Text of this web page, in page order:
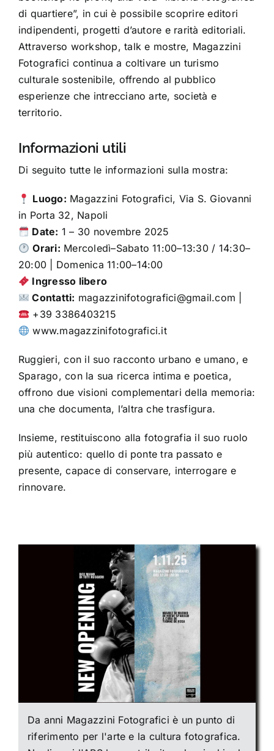
di quartiere”, in cui è possibile scoprire editori
indipendenti, progetti d’autore e rarità editoriali.
Attraverso workshop, talk e mostre, Magazzini
Fotografici continua a coltivare un turismo
culturale sostenibile, offrendo al pubblico
esperienze che intrecciano arte, società e
territorio.
Informazioni utili
Di seguito tutte le informazioni sulla mostra:
Luogo: Magazzini Fotografici, Via S. Giovanni
in Porta 32, Napoli
Date: 1 – 30 novembre 2025
Orari: Mercoledì–Sabato 11:00–13:30 / 14:30–
20:00 | Domenica 11:00–14:00
Ingresso libero
Contatti: magazzinifotografici@gmail.com |
+39 3386403215
www.magazzinifotografici.it
Ruggieri, con il suo racconto urbano e umano, e
Sparago, con la sua ricerca intima e poetica,
offrono due visioni complementari della memoria:
una che documenta, l’altra che trasfigura.
Insieme, restituiscono alla fotografia il suo ruolo
più autentico: quello di ponte tra passato e
presente, capace di conservare, interrogare e
rinnovare.
Da anni Magazzini Fotografici è un punto di
riferimento per l'arte e la cultura fotografica.